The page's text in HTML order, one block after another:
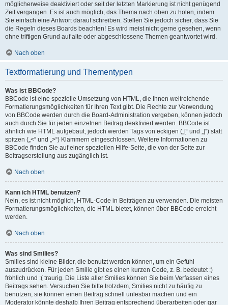
möglicherweise deaktiviert oder seit der letzten Markierung ist nicht genügend
Zeit vergangen. Es ist auch möglich, das Thema nach oben zu holen, indem
Sie einfach eine Antwort darauf schreiben. Stellen Sie jedoch sicher, dass Sie
die Regeln dieses Boards beachten! Es wird meist nicht gerne gesehen, wenn
ohne triftigen Grund auf alte oder abgeschlossene Themen geantwortet wird.
Nach oben
Textformatierung und Thementypen
Was ist BBCode?
BBCode ist eine spezielle Umsetzung von HTML, die Ihnen weitreichende
Formatierungsmöglichkeiten für Ihren Text gibt. Die Rechte zur Verwendung
von BBCode werden durch die Board-Administration vergeben, können jedoch
auch durch Sie für jeden einzelnen Beitrag deaktiviert werden. BBCode ist
ähnlich wie HTML aufgebaut, jedoch werden Tags von eckigen („[“ und „]“) statt
spitzen („<“ und „>“) Klammern eingeschlossen. Weitere Informationen zu
BBCode finden Sie auf einer speziellen Hilfe-Seite, die von der Seite zur
Beitragserstellung aus zugänglich ist.
Nach oben
Kann ich HTML benutzen?
Nein, es ist nicht möglich, HTML-Code in Beiträgen zu verwenden. Die meisten
Formatierungsmöglichkeiten, die HTML bietet, können über BBCode erreicht
werden.
Nach oben
Was sind Smilies?
Smilies sind kleine Bilder, die benutzt werden können, um ein Gefühl
auszudrücken. Für jeden Smilie gibt es einen kurzen Code, z. B. bedeutet :)
fröhlich und :( traurig. Die Liste aller Smilies können Sie beim Verfassen eines
Beitrags sehen. Versuchen Sie bitte trotzdem, Smilies nicht zu häufig zu
benutzen, sie können einen Beitrag schnell unlesbar machen und ein
Moderator könnte deshalb Ihren Beitrag entsprechend überarbeiten oder gar